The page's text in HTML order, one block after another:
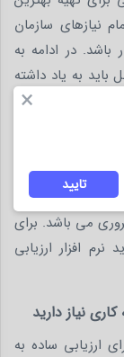
نیازهای سازمان
باشد. در ادامه به
باید به یاد داشته
پرسنل
برای سازمان و
کارکنان نگاه کنید
می باشد. برای
افزار ارزیابی
نیاز دارید
ارزیابی ساده به
×
تایید